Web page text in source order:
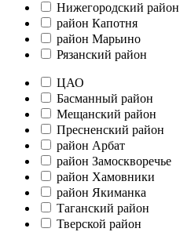
Нижегородский район
район Капотня
район Марьино
Рязанский район
ЦАО
Басманный район
Мещанский район
Пресненский район
район Арбат
район Замоскворечье
район Хамовники
район Якиманка
Таганский район
Тверской район